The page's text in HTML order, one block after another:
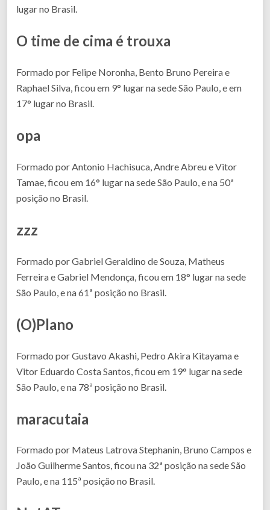
lugar no Brasil.
O time de cima é trouxa
Formado por Felipe Noronha, Bento Bruno Pereira e
Raphael Silva, ficou em 9° lugar na sede São Paulo, e em
17° lugar no Brasil.
opa
Formado por Antonio Hachisuca, Andre Abreu e Vitor
Tamae, ficou em 16° lugar na sede São Paulo, e na 50ª
posição no Brasil.
zzz
Formado por Gabriel Geraldino de Souza, Matheus
Ferreira e Gabriel Mendonça, ficou em 18° lugar na sede
São Paulo, e na 61ª posição no Brasil.
(O)Plano
Formado por Gustavo Akashi, Pedro Akira Kitayama e
Vitor Eduardo Costa Santos, ficou em 19° lugar na sede
São Paulo, e na 78ª posição no Brasil.
maracutaia
Formado por Mateus Latrova Stephanin, Bruno Campos e
João Guilherme Santos, ficou na 32ª posição na sede São
Paulo, e na 115ª posição no Brasil.